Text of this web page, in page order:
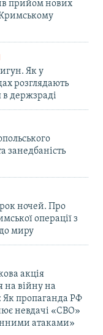
прийом нових
Як у
розглядають
держзраді
занедбаність
ночей. Про
операції з
миру
акція
на війну на
пропаганда РФ
невдачі «СВО»
атаками»